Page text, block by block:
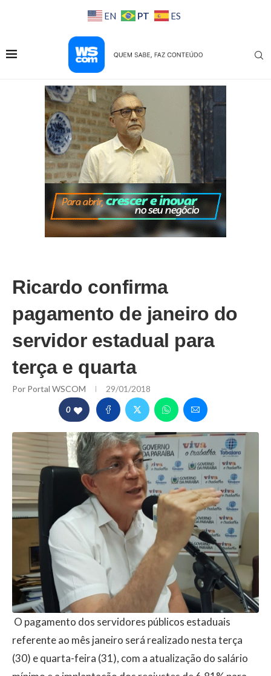
EN PT ES
Ricardo confirma
pagamento de janeiro do
servidor estadual para
terça e quarta
Por Portal WSCOM 29/01/2018
0
O pagamento dos servidores públicos estaduais
referente ao mês janeiro será realizado nesta terça
(30) e quarta-feira (31), com a atualização do salário